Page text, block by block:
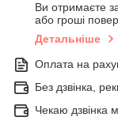
Ви отримаєте
або гроші
Детальніше
Оплата на
Без дзвінка,
Чекаю